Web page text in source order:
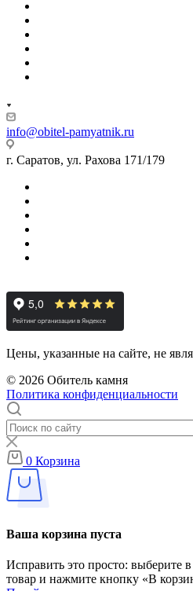
info@obitel-pamyatnik.ru
г. Саратов, ул. Рахова 171/179
Цены, указанные на сайте, не
© 2026 Обитель камня
Политика конфиденциальности
0 Корзина
Ваша корзина пуста
Исправить это просто: выберите
товар и нажмите кнопку «В